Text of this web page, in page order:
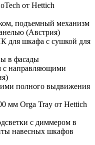
от Hettich
подъемный механизм
(Австрия)
для шкафа с сушкой для
в фасады
с направляющими
полного выдвижения
мм Orga Tray от Hettich
с диммером в
навесных шкафов